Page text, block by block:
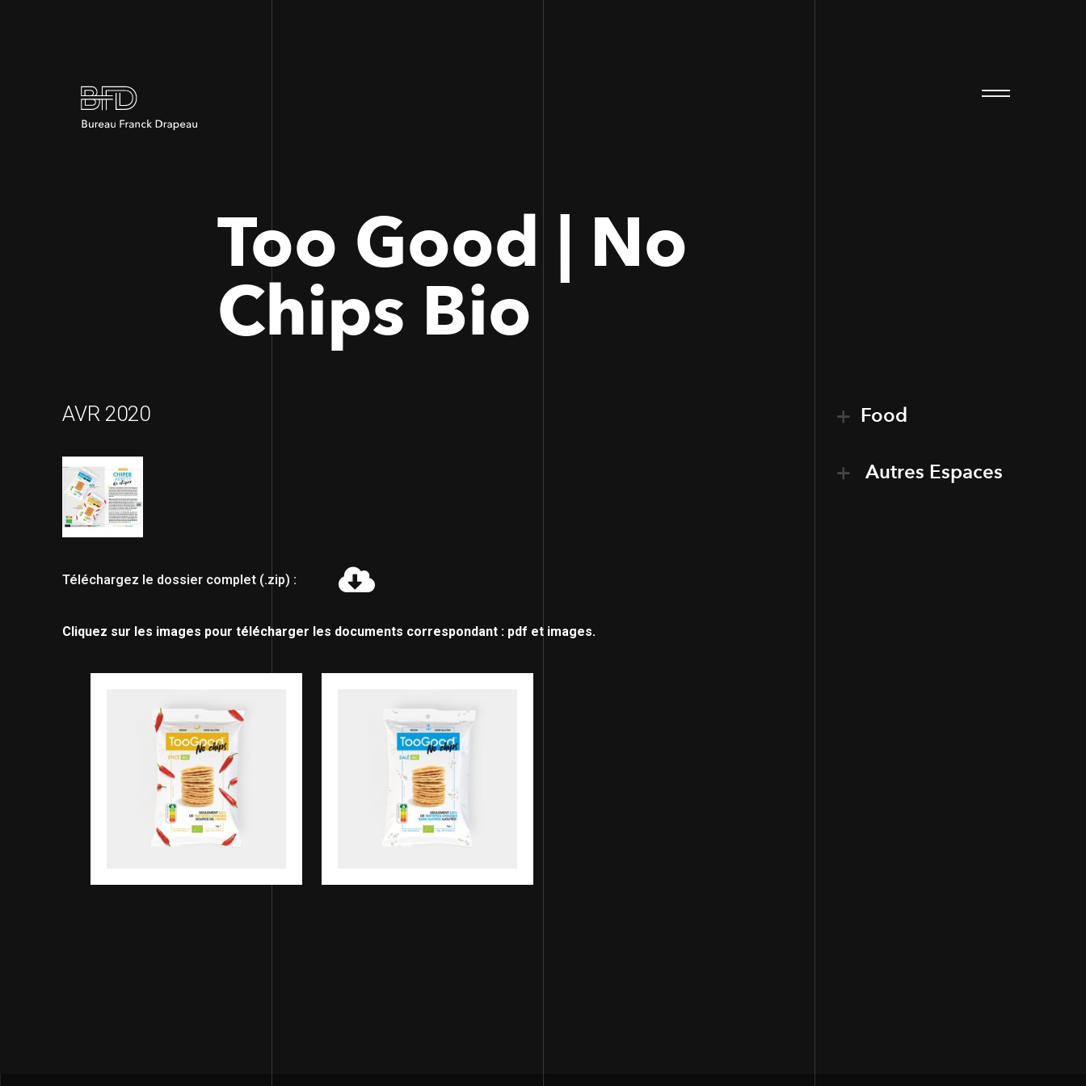
Too Good | No
Chips Bio
AVR 2020 Food
Autres Espaces
Téléchargez le dossier complet (.zip) :
Cliquez sur les images pour télécharger les documents correspondant : pdf et images.